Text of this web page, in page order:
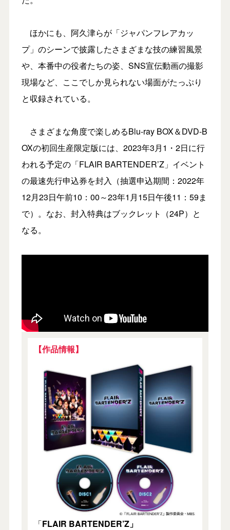
ほかにも、阿久津らが「ジャパンフレアカッ
プ」のシーンで披露したさまざまな技の練習風景
や、本番中の役者たちの姿、SNS宣伝動画の撮影
現場など、ここでしか見られない場面がたっぷり
と収録されている。
さまざまな角度で楽しめるBlu-ray BOX＆DVD-B
OXの初回生産限定版には、2023年3月1・2日に行
われる予定の「FLAIR BARTENDER’Z」イベント
の最速先行申込券を封入（抽選申込期間：2022年
12月23日午前10：00～23年1月15日午後11：59ま
で）。なお、封入特典はブックレット（24P）と
なる。
【作品情報】
「FLAIR BARTENDER’Z」